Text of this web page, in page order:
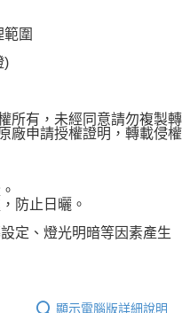
圍
)
所有，未經同意請勿複製轉
廠申請授權證明，轉載侵權
防止日曬。
定、燈光明暗等因素產生
顯示電腦版詳細說明